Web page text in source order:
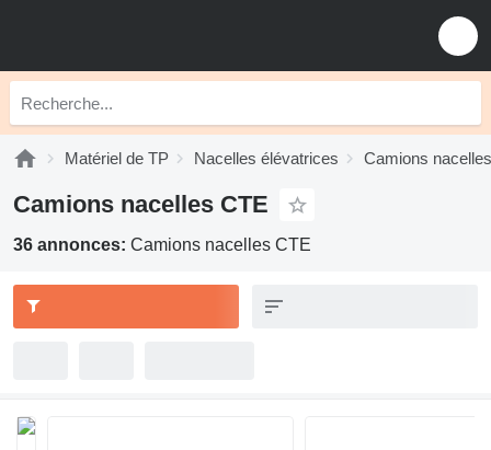
Matériel de TP Nacelles élévatrices Camions nacelles
Camions nacelles CTE
36 annonces: Camions nacelles CTE